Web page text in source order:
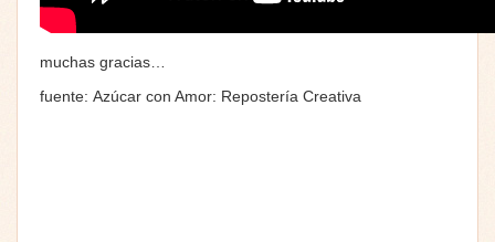
muchas gracias…
fuente: Azúcar con Amor: Repostería Creativa